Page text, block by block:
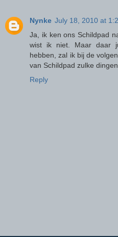
Nynke July 18, 2010 at
Ja, ik ken ons Schildpad
wist ik niet. Maar daar
hebben, zal ik bij de
van Schildpad zulke
Reply